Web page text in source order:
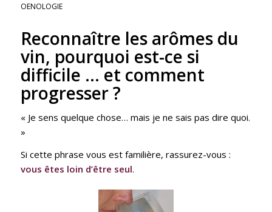
OENOLOGIE
Reconnaître les arômes du
vin, pourquoi est-ce si
difficile … et comment
progresser ?
« Je sens quelque chose… mais je ne sais pas dire quoi.
»
Si cette phrase vous est familière, rassurez-vous :
vous êtes loin d’être seul.